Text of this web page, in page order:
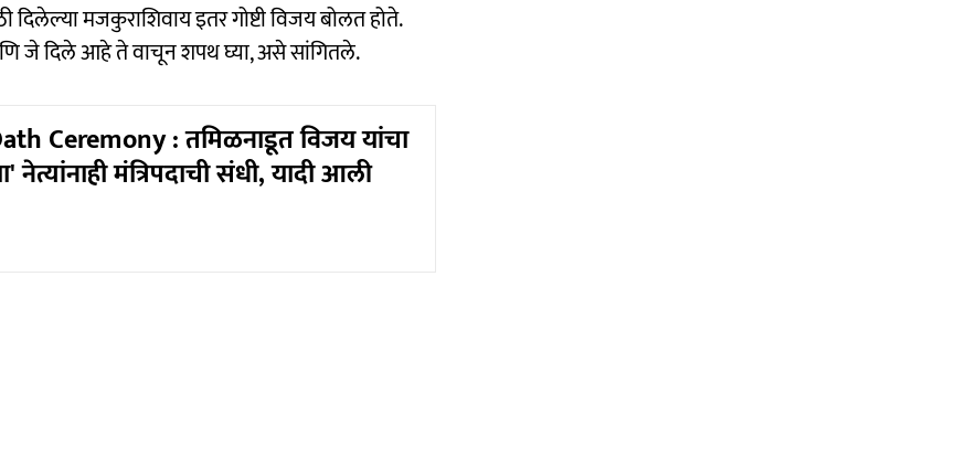
मजकुराशिवाय इतर गोष्टी विजय बोलत होते.
जे दिले आहे ते वाचून शपथ घ्या, असे सांगितले.
Ceremony : तमिळनाडूत विजय यांचा
नेत्यांनाही मंत्रिपदाची संधी, यादी आली